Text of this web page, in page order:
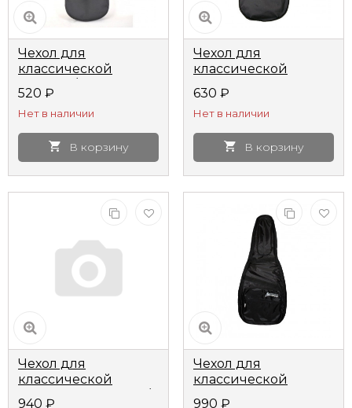
Чехол для
классической
ЛЧГ1/2
520 ₽
Нет в наличии
В корзину
Чехол для
классической
630 ₽
Нет в наличии
В корзину
Чехол для
классической
940 ₽
Чехол для
классической
990 ₽